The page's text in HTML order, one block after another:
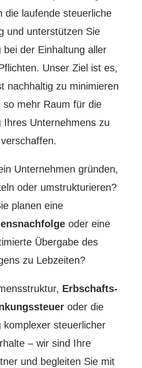
die laufende steuerliche
und unterstützen Sie
bei der Einhaltung aller
Unser Ziel ist es,
nachhaltig zu minimieren
so mehr Raum für die
Ihres Unternehmens zu
verschaffen.
Unternehmen gründen,
oder umstrukturieren?
planen eine
oder eine
Übergabe des
zu Lebzeiten?
Erbschafts-
oder die
komplexer steuerlicher
– wir sind Ihre
und begleiten Sie mit